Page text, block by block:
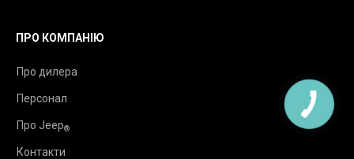
ПРО КОМПАНІЮ
Про дилера
Персонал
Про Jeep®
Контакти